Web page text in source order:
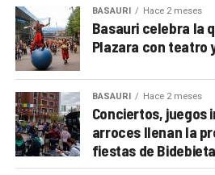
BASAURI Hace 2 meses
Basauri celebra la
Plazara con teatro
BASAURI Hace 2 meses
Conciertos,
arroces llenan la
fiestas de Bidebieta